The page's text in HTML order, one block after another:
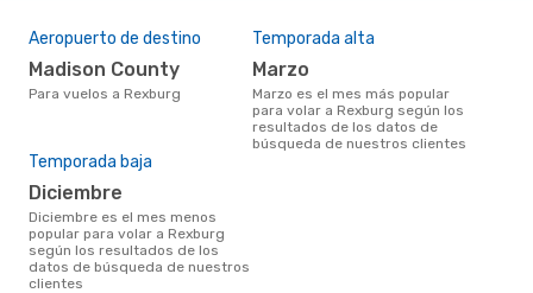
Aeropuerto de destino
Madison County
Para vuelos a Rexburg
Temporada alta
marzo
marzo es el mes más popular
para volar a Rexburg según los
resultados de los datos de
búsqueda de nuestros clientes
Temporada baja
diciembre
diciembre es el mes menos
popular para volar a Rexburg
según los resultados de los
datos de búsqueda de nuestros
clientes